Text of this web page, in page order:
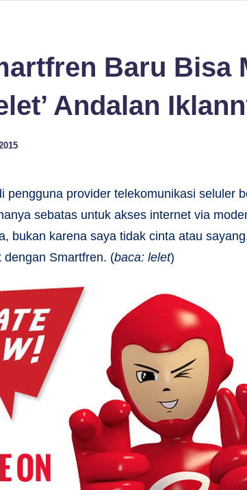
Baru Bisa
Andalan
pengguna provider telekomunikasi seluler
sebatas untuk akses internet via
bukan karena saya tidak cinta atau
dengan Smartfren. (baca: lelet)